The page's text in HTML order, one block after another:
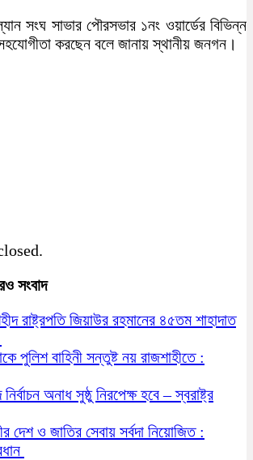
সংঘ সাভার পৌরসভার ১নং ওয়ার্ডের বিভিন্ন
করছেন বলে জানায় স্থানীয় জনগন।
সংবাদ
রাষ্ট্রপতি জিয়াউর রহমানের ৪৫তম শাহাদাত
পুলিশ বাহিনী সন্তুষ্ট নয় রাজশাহীতে :
অনাধ সুষ্ঠু নিরপেক্ষ হবে – স্বরাষ্ট্র
দেশ ও জাতির সেবায় সর্বদা নিয়োজিত :